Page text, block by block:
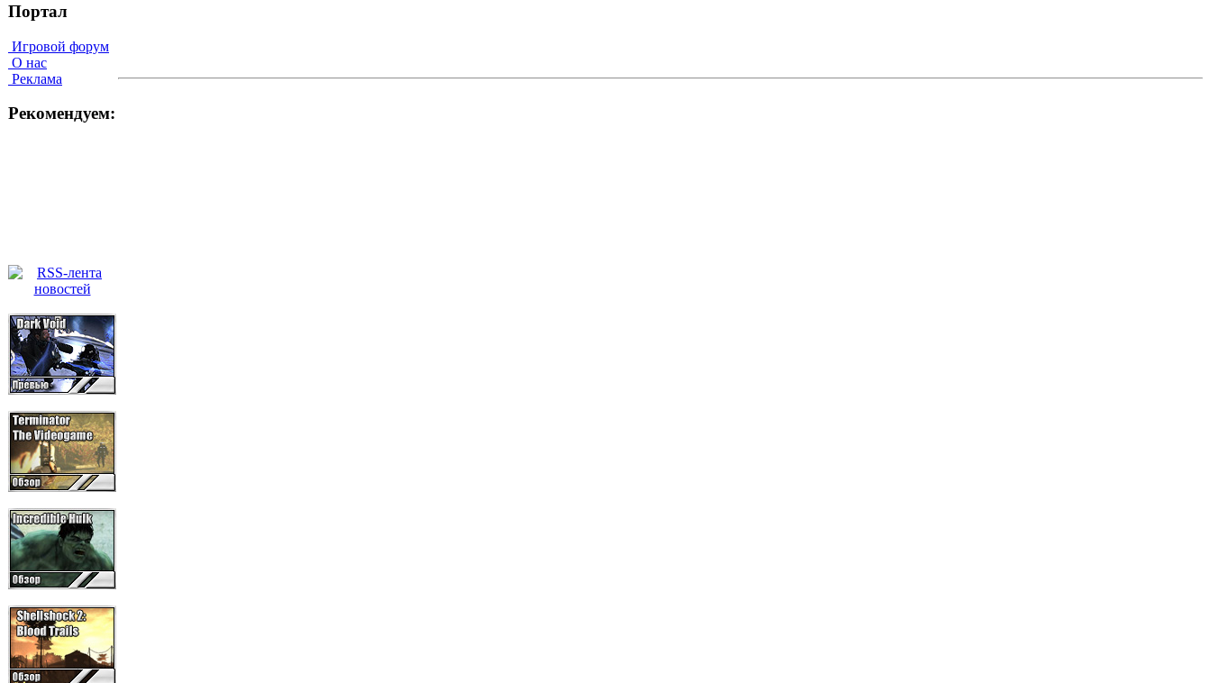
Портал
Игровой форум
О нас
Реклама
Рекомендуем: